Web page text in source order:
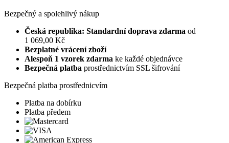
Bezpečný a spolehlivý nákup
Česká republika: Standardní doprava zdarma od
1 069,00 Kč
Bezplatné vrácení zboží
Alespoň 1 vzorek zdarma ke každé objednávce
Bezpečná platba prostřednictvím SSL šifrování
Bezpečná platba prostřednicvím
Platba na dobírku
Platba předem